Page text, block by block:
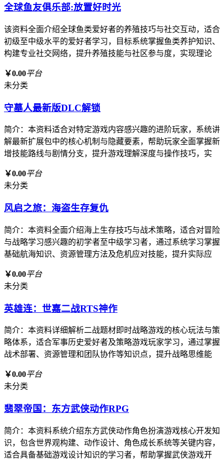
全球鱼友俱乐部:放置好时光
该资料全面介绍全球鱼类爱好者的养殖技巧与社交互动，适合
初级至中级水平的爱好者学习，目标系统掌握鱼类养护知识、
构建专业社交网络，提升养殖技能与社区参与度，实现理论
￥0.00平台
未分类
守墓人最新版DLC解锁
简介：本资料适合对特定游戏内容感兴趣的进阶玩家，系统讲
解最新扩展包中的核心机制与隐藏要素，帮助玩家全面掌握新
增技能路线与剧情分支，提升游戏理解深度与操作技巧，实
￥0.00平台
未分类
风启之旅：海盗生存复仇
简介：本资料全面介绍海上生存技巧与战术策略，适合对冒险
与战略学习感兴趣的初学者至中级学习者，通过系统学习掌握
基础航海知识、资源管理方法及危机应对技能，提升实际应
￥0.00平台
未分类
英雄连：世嘉二战RTS神作
简介：本资料详细解析二战题材即时战略游戏的核心玩法与策
略体系，适合军事历史爱好者及策略游戏玩家学习，通过掌握
战术部署、资源管理和团队协作等知识点，提升战略思维能
￥0.00平台
未分类
翡翠帝国：东方武侠动作RPG
简介：本资料系统介绍东方武侠动作角色扮演游戏核心开发知
识，包含世界观构建、动作设计、角色成长系统等关键内容，
适合具备基础游戏设计知识的学习者，帮助掌握武侠游戏开